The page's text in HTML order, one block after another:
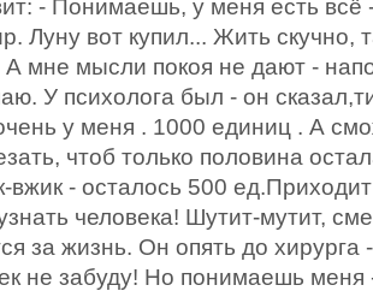
- Понимаешь, у меня есть всё
Луну вот купил... Жить скучно,
А мне мысли покоя не дают -
У психолога был - он
у меня . 1000 единиц . А
чтоб только половина
вжик - осталось 500
человека! Шутит-мутит,
за жизнь. Он опять до хирурга
не забуду! Но понимаешь меня